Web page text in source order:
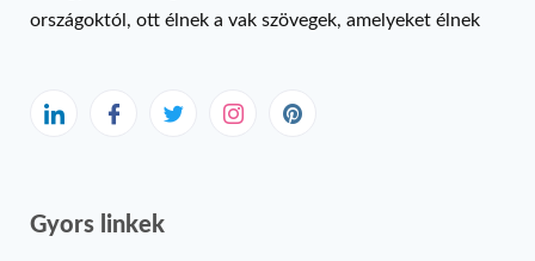
országoktól, ott élnek a vak szövegek, amelyeket élnek
Gyors linkek